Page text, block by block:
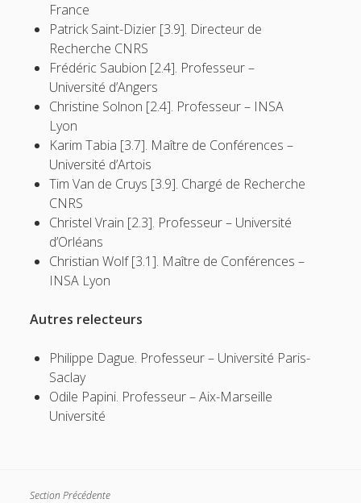
France
Patrick Saint-Dizier [3.9]. Directeur de
Recherche CNRS
Frédéric Saubion [2.4]. Professeur –
Université d’Angers
Christine Solnon [2.4]. Professeur – INSA
Lyon
Karim Tabia [3.7]. Maître de Conférences –
Université d’Artois
Tim Van de Cruys [3.9]. Chargé de Recherche
CNRS
Christel Vrain [2.3]. Professeur – Université
d’Orléans
Christian Wolf [3.1]. Maître de Conférences –
INSA Lyon
Autres relecteurs
Philippe Dague. Professeur – Université Paris-
Saclay
Odile Papini. Professeur – Aix-Marseille
Université
Section Précédente